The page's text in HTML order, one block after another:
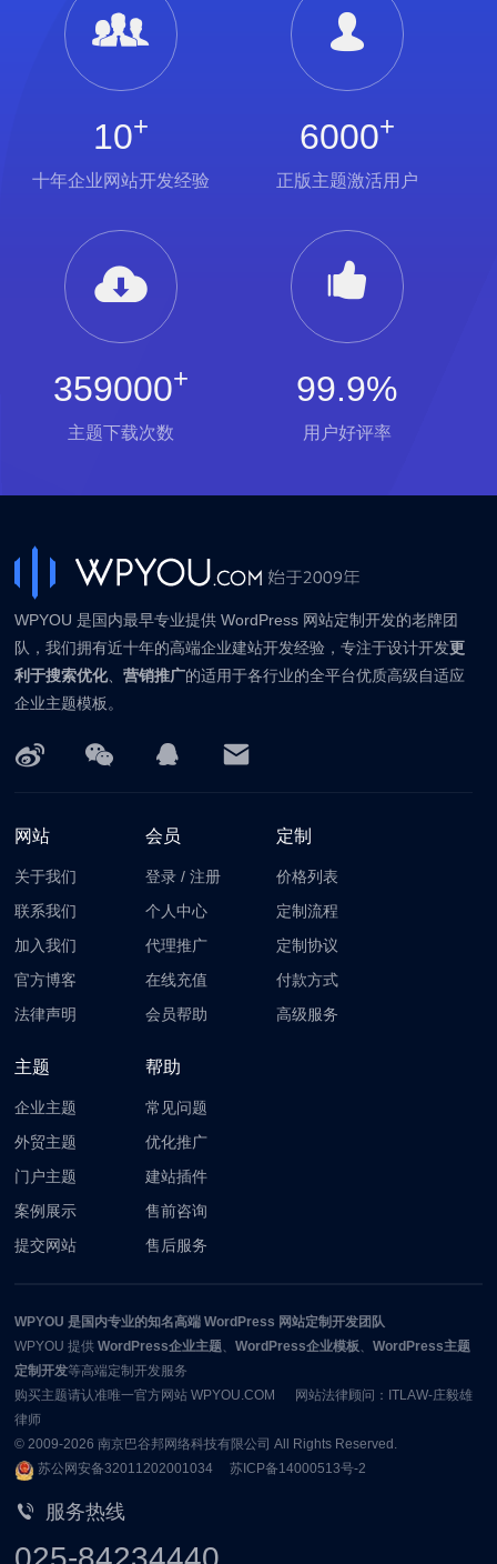
10+
十年企业网站开发经验
6000+
正版主题激活用户
359000+
主题下载次数
99.9%
用户好评率
WPYOU 是国内最早专业提供 WordPress 网站定制开发的老牌团
队，我们拥有近十年的高端企业建站开发经验，专注于设计开发更
利于搜索优化、营销推广的适用于各行业的全平台优质高级自适应
企业主题模板。
网站
关于我们
联系我们
加入我们
官方博客
法律声明
会员
登录 /注册
个人中心
代理推广
在线充值
会员帮助
定制
价格列表
定制流程
定制协议
付款方式
高级服务
主题
企业主题
外贸主题
门户主题
案例展示
提交网站
帮助
常见问题
优化推广
建站插件
售前咨询
售后服务
WPYOU 是国内专业的知名高端 WordPress 网站定制开发团队
WPYOU 提供WordPress企业主题、WordPress企业模板、WordPress主题
定制开发等高端定制开发服务
购买主题请认准唯一官方网站 WPYOU.COM 网站法律顾问：ITLAW-庄毅雄
律师
© 2009-2026南京巴谷邦网络科技有限公司 All Rights Reserved.
苏公网安备32011202001034
苏ICP备14000513号-2
服务热线